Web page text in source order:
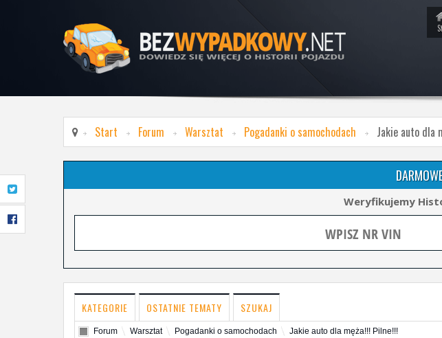
Start Forum Warsztat Pogadanki o samochodach Jakie auto dla
Weryfikujemy
KATEGORIE OSTATNIE TEMATY SZUKAJ
Forum Warsztat Pogadanki o samochodach Jakie auto dla męża!!! Pilne!!!